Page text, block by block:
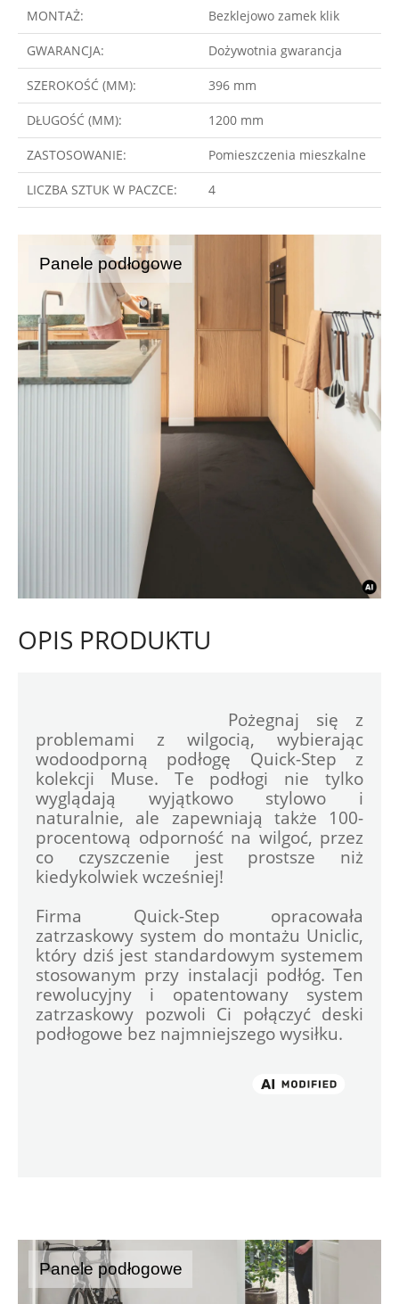
MONTAŻ: Bezklejowo zamek klik
GWARANCJA: Dożywotnia gwarancja
SZEROKOŚĆ (MM): 396 mm
DŁUGOŚĆ (MM): 1200 mm
ZASTOSOWANIE: Pomieszczenia mieszkalne
LICZBA SZTUK W PACZCE: 4
Panele podłogowe
OPIS PRODUKTU
problemami z wilgocią, wybierając
wodoodporną podłogę Quick-Step z
kolekcji Muse. Te podłogi nie tylko
wyglądają wyjątkowo stylowo i
naturalnie, ale zapewniają także 100-
procentową odporność na wilgoć, przez
co czyszczenie jest prostsze niż
kiedykolwiek wcześniej!
Firma Quick-Step opracowała
zatrzaskowy system do montażu Uniclic,
który dziś jest standardowym systemem
stosowanym przy instalacji podłóg. Ten
rewolucyjny i opatentowany system
zatrzaskowy pozwoli Ci połączyć deski
podłogowe bez najmniejszego wysiłku.
Panele podłogowe